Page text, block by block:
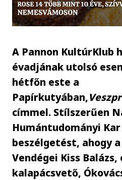
A Pannon KultúrKlub
évadjának utolsó
hétfőn este a
Papírkutyában,
címmel. Stílszerűen
Humántudományi
beszélgetést, ahogy
Vendégei Kiss
kalapácsvető,